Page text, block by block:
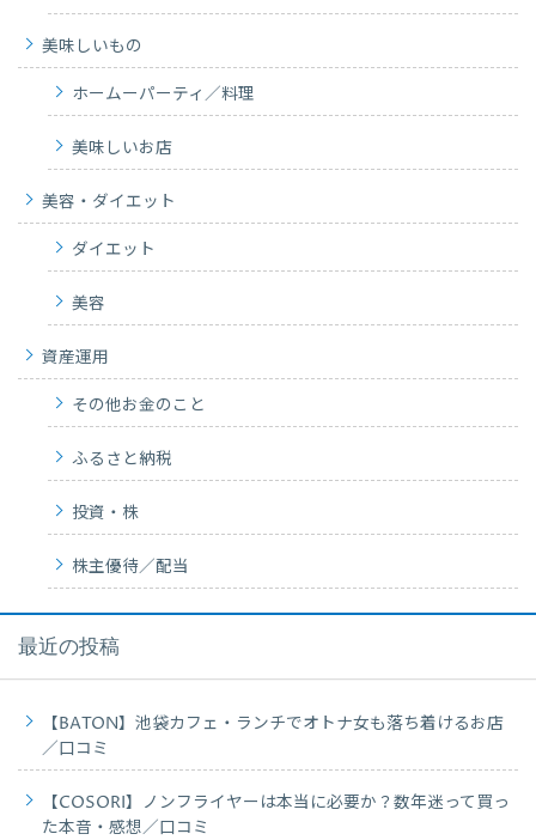
美味しいもの
ホームーパーティ／料理
美味しいお店
美容・ダイエット
ダイエット
美容
資産運用
その他お金のこと
ふるさと納税
投資・株
株主優待／配当
最近の投稿
【BATON】池袋カフェ・ランチでオトナ女も落ち着けるお店
／口コミ
【COSORI】ノンフライヤーは本当に必要か？数年迷って買っ
た本音・感想／口コミ